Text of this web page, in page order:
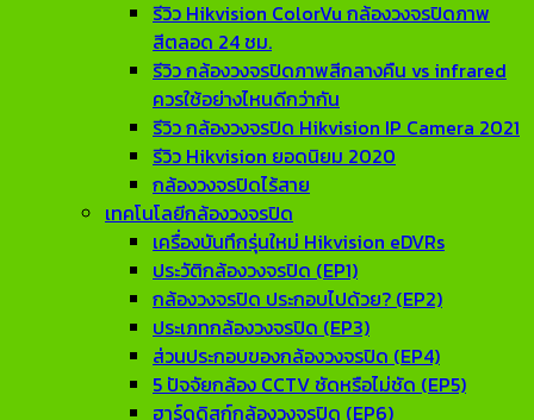
รีวิว Hikvision ColorVu กล้องวงจรปิดภาพ
สีตลอด 24 ชม.
รีวิว กล้องวงจรปิดภาพสีกลางคืน vs infrared
ควรใช้อย่างไหนดีกว่ากัน
รีวิว กล้องวงจรปิด Hikvision IP Camera 2021
รีวิว Hikvision ยอดนิยม 2020
กล้องวงจรปิดไร้สาย
เทคโนโลยีกล้องวงจรปิด
เครื่องบันทึกรุ่นใหม่ Hikvision eDVRs
ประวัติกล้องวงจรปิด (EP1)
กล้องวงจรปิด ประกอบไปด้วย? (EP2)
ประเภทกล้องวงจรปิด (EP3)
ส่วนประกอบของกล้องวงจรปิด (EP4)
5 ปัจจัยกล้อง CCTV ชัดหรือไม่ชัด (EP5)
ฮาร์ดดิสก์กล้องวงจรปิด (EP6)